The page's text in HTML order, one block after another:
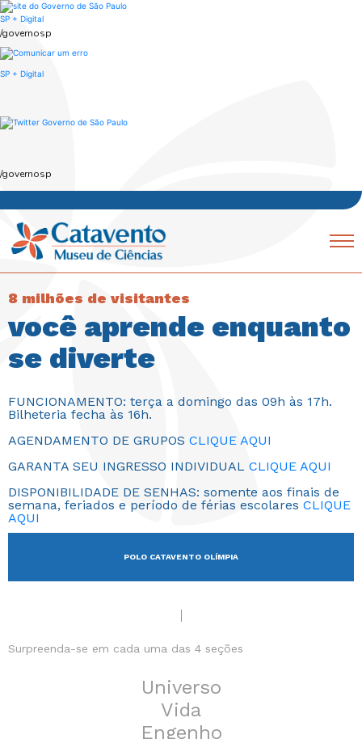
Skip
to
main
SP + Digital
/governosp
SP + Digital
/governosp
Navegação
principal
Mobile
8 milhões de visitantes
você aprende enquanto
se diverte
FUNCIONAMENTO: terça a domingo das 09h às 17h.
Bilheteria fecha às 16h.
AGENDAMENTO DE GRUPOS CLIQUE AQUI
GARANTA SEU INGRESSO INDIVIDUAL CLIQUE AQUI
DISPONIBILIDADE DE SENHAS: somente aos finais de
semana, feriados e período de férias escolares CLIQUE
AQUI
POLO CATAVENTO OLÍMPIA
Surpreenda-se em cada uma das 4 seções
Universo
Vida
Engenho